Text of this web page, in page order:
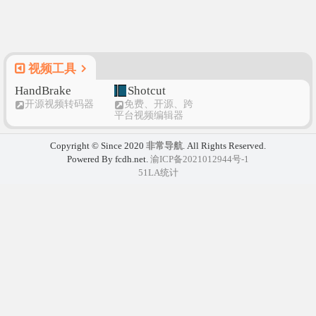
视频工具
HandBrake
开源视频转码器
Shotcut
免费、开源、跨
平台视频编辑器
Copyright © Since 2020 非常导航 . All Rights Reserved.
Powered By fcdh.net. 渝ICP备2021012944号-1
51LA统计